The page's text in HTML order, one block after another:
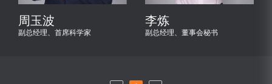
周玉波
副总经理、首席科学家
李炼
副总经理、董事会秘书